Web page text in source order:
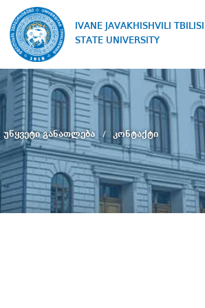
IVANE JAVAKHISHVILI TBILISI
STATE UNIVERSITY
უწყვეტი განათლება კონტაქტი